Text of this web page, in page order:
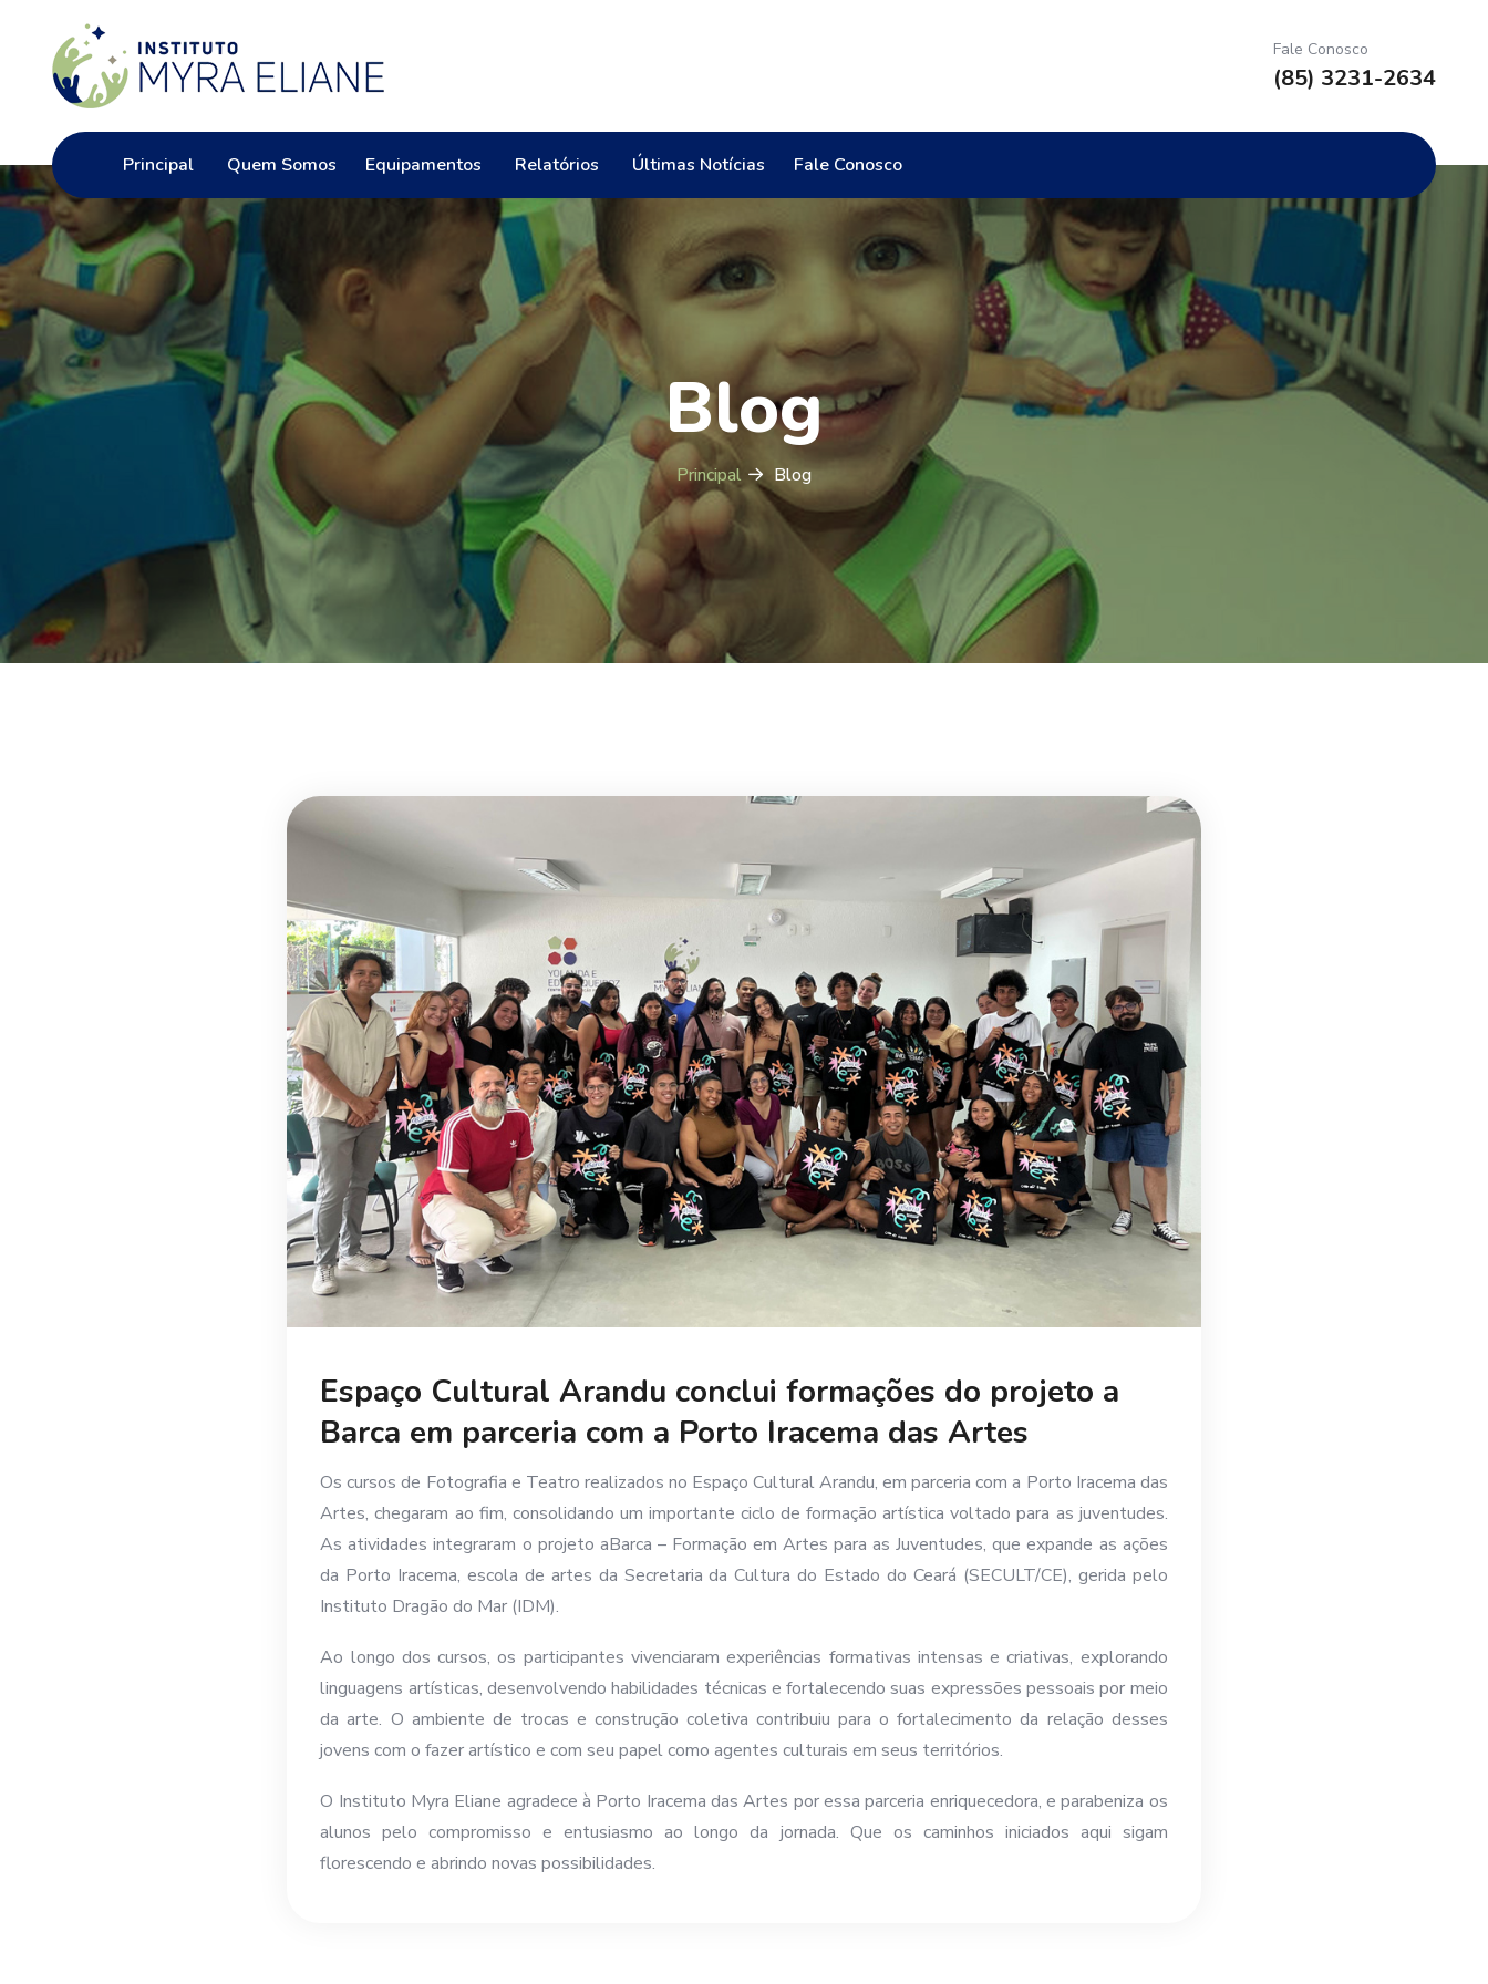
Fale Conosco
(85) 3231-2634
Principal Quem Somos Equipamentos Relatórios Últimas Notícias Fale Conosco
Blog
Principal Blog
Espaço Cultural Arandu conclui formações do projeto a
Barca em parceria com a Porto Iracema das Artes
Os cursos de Fotografia e Teatro realizados no Espaço Cultural Arandu, em parceria com a Porto Iracema das
Artes, chegaram ao fim, consolidando um importante ciclo de formação artística voltado para as juventudes.
As atividades integraram o projeto aBarca – Formação em Artes para as Juventudes, que expande as ações
da Porto Iracema, escola de artes da Secretaria da Cultura do Estado do Ceará (SECULT/CE), gerida pelo
Instituto Dragão do Mar (IDM).
Ao longo dos cursos, os participantes vivenciaram experiências formativas intensas e criativas, explorando
linguagens artísticas, desenvolvendo habilidades técnicas e fortalecendo suas expressões pessoais por meio
da arte. O ambiente de trocas e construção coletiva contribuiu para o fortalecimento da relação desses
jovens com o fazer artístico e com seu papel como agentes culturais em seus territórios.
O Instituto Myra Eliane agradece à Porto Iracema das Artes por essa parceria enriquecedora, e parabeniza os
alunos pelo compromisso e entusiasmo ao longo da jornada. Que os caminhos iniciados aqui sigam
florescendo e abrindo novas possibilidades.